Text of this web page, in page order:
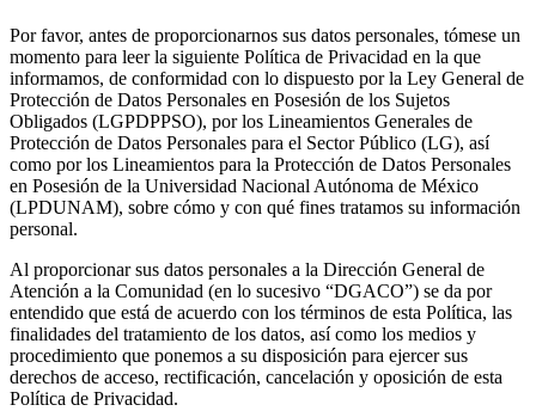
Por favor, antes de proporcionarnos sus datos personales, tómese un
momento para leer la siguiente Política de Privacidad en la que
informamos, de conformidad con lo dispuesto por la Ley General de
Protección de Datos Personales en Posesión de los Sujetos
Obligados (LGPDPPSO), por los Lineamientos Generales de
Protección de Datos Personales para el Sector Público (LG), así
como por los Lineamientos para la Protección de Datos Personales
en Posesión de la Universidad Nacional Autónoma de México
(LPDUNAM), sobre cómo y con qué fines tratamos su información
personal.
Al proporcionar sus datos personales a la Dirección General de
Atención a la Comunidad (en lo sucesivo “DGACO”) se da por
entendido que está de acuerdo con los términos de esta Política, las
finalidades del tratamiento de los datos, así como los medios y
procedimiento que ponemos a su disposición para ejercer sus
derechos de acceso, rectificación, cancelación y oposición de esta
Política de Privacidad.